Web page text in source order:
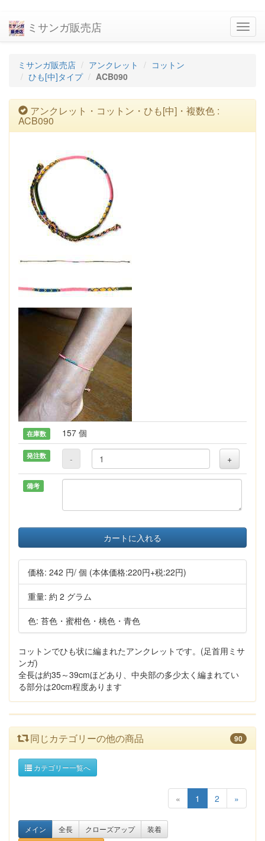
ミサンガ販売店
ミサンガ販売店 アンクレット
コットン
ひも[中]タイプ
ACB090
アンクレット・コットン・ひも[中]・複数色 :
ACB090
在庫数 157 個
発注数 - +
備考
カートに入れる
価格: 242 円/ 個 (本体価格:220円+税:22円)
重量: 約 2 グラム
色: 苔色・蜜柑色・桃色・青色
コットンでひも状に編まれたアンクレットです。(足首用ミサ
ンガ)
全長は約35～39cmほどあり、中央部の多少太く編まれてい
る部分は20cm程度あります
同じカテゴリーの他の商品 90
カテゴリー一覧へ
« 1 2 »
メイン 全長 クローズアップ
装着